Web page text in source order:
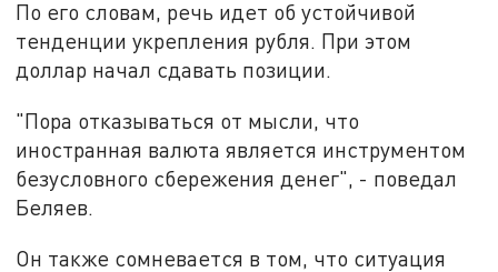
По его словам, речь идет об устойчивой
тенденции укрепления рубля. При этом
доллар начал сдавать позиции.
"Пора отказываться от мысли, что
иностранная валюта является инструментом
безусловного сбережения денег", - поведал
Беляев.
Он также сомневается в том, что ситуация